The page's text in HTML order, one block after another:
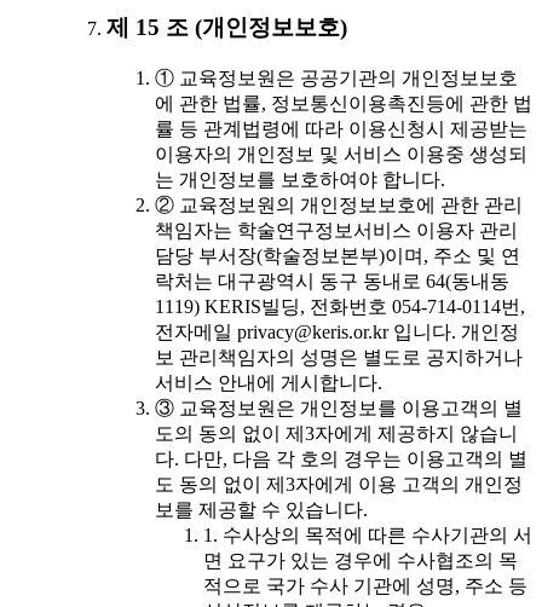
제 15 조 (개인정보보호)
① 교육정보원은 공공기관의 개인정보보호
에 관한 법률, 정보통신이용촉진등에 관한 법
률 등 관계법령에 따라 이용신청시 제공받는
이용자의 개인정보 및 서비스 이용중 생성되
는 개인정보를 보호하여야 합니다.
② 교육정보원의 개인정보보호에 관한 관리
책임자는 학술연구정보서비스 이용자 관리
담당 부서장(학술정보본부)이며, 주소 및 연
락처는 대구광역시 동구 동내로 64(동내동
1119) KERIS빌딩, 전화번호 054-714-0114번,
전자메일 privacy@keris.or.kr 입니다. 개인정
보 관리책임자의 성명은 별도로 공지하거나
서비스 안내에 게시합니다.
③ 교육정보원은 개인정보를 이용고객의 별
도의 동의 없이 제3자에게 제공하지 않습니
다. 다만, 다음 각 호의 경우는 이용고객의 별
도 동의 없이 제3자에게 이용 고객의 개인정
보를 제공할 수 있습니다.
1. 수사상의 목적에 따른 수사기관의 서
면 요구가 있는 경우에 수사협조의 목
적으로 국가 수사 기관에 성명, 주소 등